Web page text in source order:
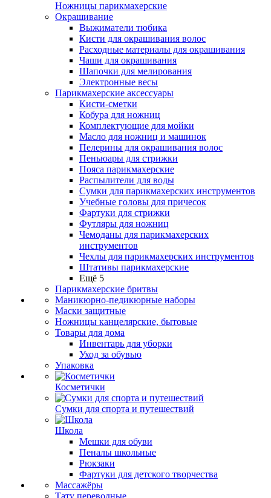
Ножницы парикмахерские
Окрашивание
Выжиматели тюбика
Кисти для окрашивания волос
Расходные материалы для окрашивания
Чаши для окрашивания
Шапочки для мелирования
Электронные весы
Парикмахерские аксессуары
Кисти-сметки
Кобура для ножниц
Комплектующие для мойки
Масло для ножниц и машинок
Пелерины для окрашивания волос
Пеньюары для стрижки
Пояса парикмахерские
Распылители для воды
Сумки для парикмахерских инструментов
Учебные головы для причесок
Фартуки для стрижки
Футляры для ножниц
Чемоданы для парикмахерских
инструментов
Чехлы для парикмахерских инструментов
Штативы парикмахерские
Ещё 5
Парикмахерские бритвы
Маникюрно-педикюрные наборы
Маски защитные
Ножницы канцелярские, бытовые
Товары для дома
Инвентарь для уборки
Уход за обувью
Упаковка
Косметички
Сумки для спорта и путешествий
Школа
Мешки для обуви
Пеналы школьные
Рюкзаки
Фартуки для детского творчества
Массажёры
Тату переводные